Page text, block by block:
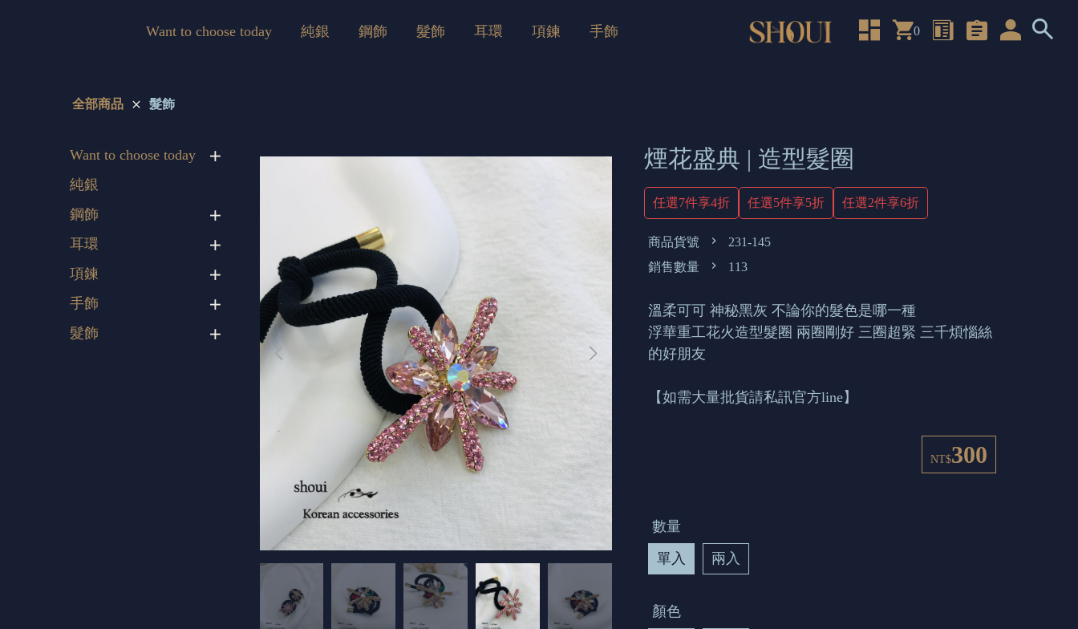
Want to choose today 純銀 鋼飾 髮飾 耳環 項鍊 手飾 0
全部商品 髮飾
Want to choose today
純銀
鋼飾
耳環
項鍊
手飾
髮飾
煙花盛典 | 造型髮圈
任選7件享4折 任選5件享5折 任選2件享6折
商品貨號
231-145
銷售數量
113
溫柔可可 神秘黑灰 不論你的髮色是哪一種
浮華重工花火造型髮圈 兩圈剛好 三圈超緊 三千煩惱絲
的好朋友
【如需大量批貨請私訊官方line】
NT$300
數量
單入
兩入
顏色